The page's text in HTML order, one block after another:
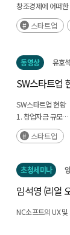
창조경제에 어떠
무엇인지, 우리
현실적인 문제를
스타트업
동영상 유호석
SW스타트업
SW스타트업 현황
1. 창업자금 규모
2. SW 창업∙폐업 비율
3. SW벤처기업의
5. SW벤처기업 투
SW스타트업 현황,
스타트업
초청세미나
임석영 (리얼
웨어러블
NC소프트의 UX